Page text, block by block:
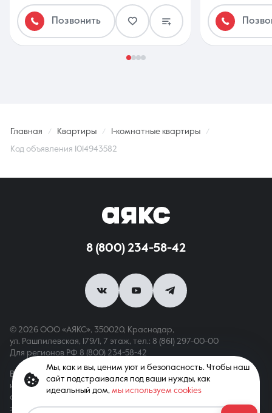
Позвонить
Главная Квартиры 1-комнатные квартиры
Код объявления 1014943582
8 (800) 234-58-42
© 2026 ООО «АЯКС», 350020, Краснодар,
ул. Рашпилевская, 179/1, 7 этаж, тел.: 8 (861) 297-00-00
Для регионов РФ 8 (800) 234-58-42
Вся информация, опубликованная на сайте, носит только
информационный характер и не является публичной офертой,
определяемой положениями ст. 437 ГК РФ. Все права
защищены. При копировании материалов с сайта
Мы, как и вы, ценим уют и безопасность. Чтобы наш
сайт подстраивался под ваши нужды, как
идеальный дом, мы используем cookies